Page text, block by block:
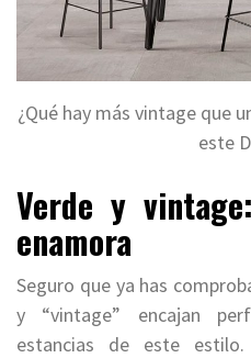
¿Qué hay más vintage que
este
Verde y
enamora
Seguro que ya has
y “vintage” encajan
estancias de este